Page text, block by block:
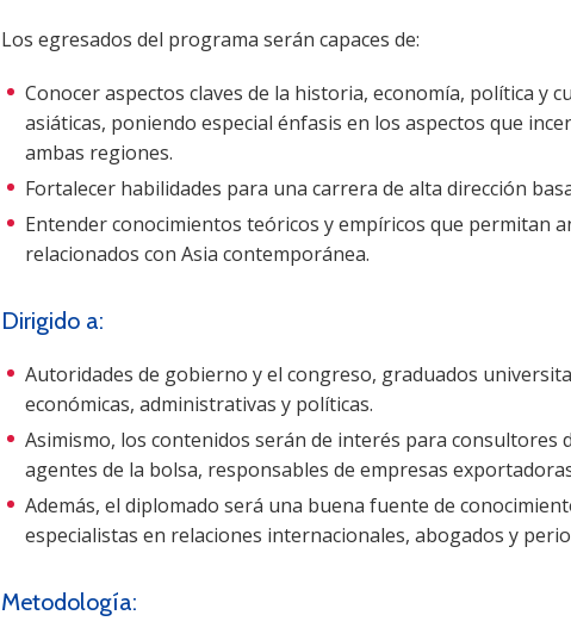
Los egresados del programa serán capaces de:
Conocer aspectos claves de la historia, economía, política y
asiáticas, poniendo especial énfasis en los aspectos que
ambas regiones.
Fortalecer habilidades para una carrera de alta dirección
Entender conocimientos teóricos y empíricos que permitan
relacionados con Asia contemporánea.
Dirigido a:
Autoridades de gobierno y el congreso, graduados
económicas, administrativas y políticas.
Asimismo, los contenidos serán de interés para consultores
agentes de la bolsa, responsables de empresas
Además, el diplomado será una buena fuente de
especialistas en relaciones internacionales, abogados y
Metodología: